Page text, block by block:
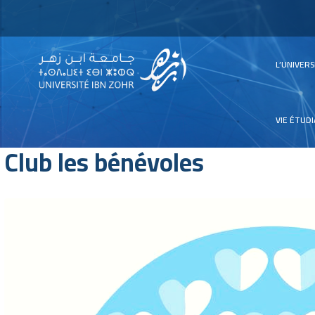
Main
VIE
Club les bénévoles